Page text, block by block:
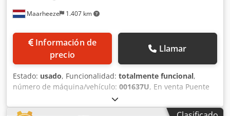
Maarheeze 1.407 km
Información de
precio
Llamar
Estado: usado, Funcionalidad: totalmente funcional,
número de máquina/vehículo: 001637U, En venta Puente
grúa monorraíl usado Verlinde ± 9.500 mm x 1.500 kg
Credpfxjygh Ibo Agkef Podemos suministrar las grúas